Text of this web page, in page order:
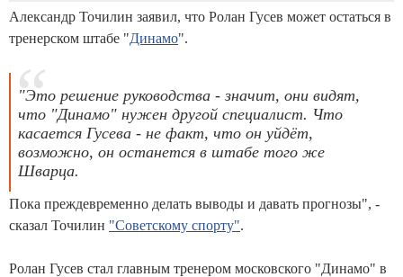
Александр Точилин заявил, что Ролан Гусев может остаться в
тренерском штабе "Динамо".
"Это решение руководства - значит, они видят,
что "Динамо" нужен другой специалист. Что
касается Гусева - не факт, что он уйдёт,
возможно, он останется в штабе того же
Шварца.
Пока преждевременно делать выводы и давать прогнозы", -
сказал Точилин "Советскому спорту".
Ролан Гусев стал главным тренером московского "Динамо" в